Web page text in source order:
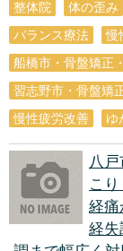
整体院
体の歪み
バランス療法
慢
船橋市・骨盤矯正
習志野市・骨盤矯
慢性疲労改善
ゆ
八
こ
経痛
経失